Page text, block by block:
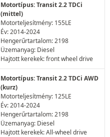
Motortípus: Transit 2.2 TDCi
(mittel)
Motorteljesítmény: 155LE
Év: 2014-2024
Hengerűrtartalom: 2198
Üzemanyag: Diesel
Hajtott kerekek: front wheel drive
Motortípus: Transit 2.2 TDCi AWD
(kurz)
Motorteljesítmény: 125LE
Év: 2014-2024
Hengerűrtartalom: 2198
Üzemanyag: Diesel
Hajtott kerekek: All-wheel drive